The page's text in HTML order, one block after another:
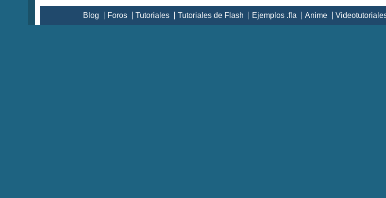
Blog Foros Tutoriales Tutoriales de Flash Ejemplos .fla Anime